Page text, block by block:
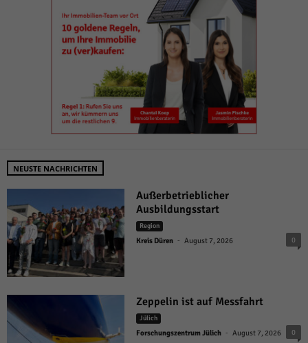
NEUSTE NACHRICHTEN
Außerbetrieblicher
Ausbildungsstart
Region
Kreis Düren - August 7, 2026 0
Zeppelin ist auf Messfahrt
Jülich
Forschungszentrum Jülich - August 7, 2026 0